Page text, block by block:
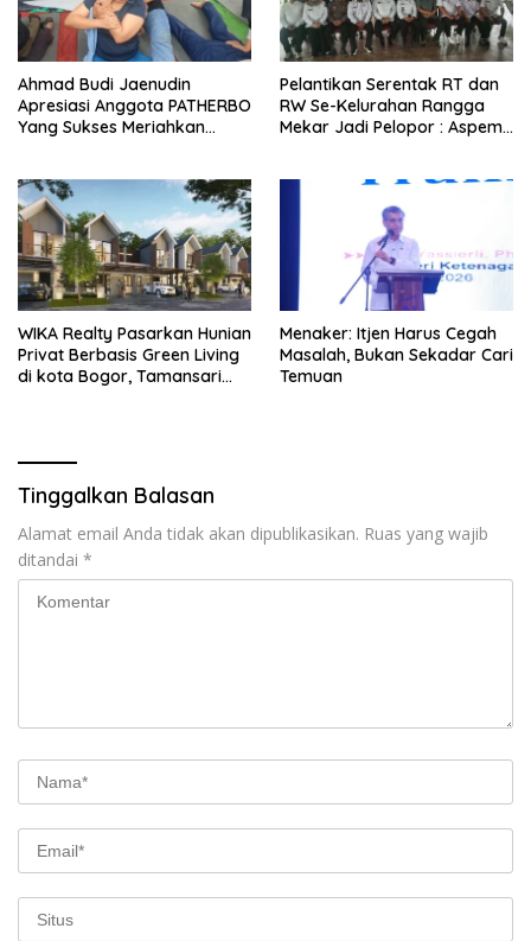
Ahmad Budi Jaenudin
Apresiasi Anggota PATHERBO
Yang Sukses Meriahkan
Pelantikan Serentak RT dan
RW Se-Kelurahan Rangga
Mekar Jadi Pelopor : Aspem
WIKA Realty Pasarkan Hunian
Privat Berbasis Green Living
di kota Bogor, Tamansari
Menaker: Itjen Harus Cegah
Masalah, Bukan Sekadar Cari
Temuan
Tinggalkan Balasan
Alamat email Anda tidak akan dipublikasikan. Ruas yang wajib
ditandai *